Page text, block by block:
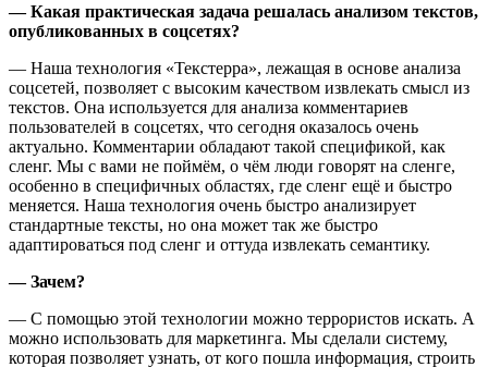
— Какая практическая задача решалась анализом текстов,
опубликованных в соцсетях?
— Наша технология «Текстерра», лежащая в основе анализа
соцсетей, позволяет с высоким качеством извлекать смысл из
текстов. Она используется для анализа комментариев
пользователей в соцсетях, что сегодня оказалось очень
актуально. Комментарии обладают такой спецификой, как
сленг. Мы с вами не поймём, о чём люди говорят на сленге,
особенно в специфичных областях, где сленг ещё и быстро
меняется. Наша технология очень быстро анализирует
стандартные тексты, но она может так же быстро
адаптироваться под сленг и оттуда извлекать семантику.
— Зачем?
— С помощью этой технологии можно террористов искать. А
можно использовать для маркетинга. Мы сделали систему,
которая позволяет узнать, от кого пошла информация, строить